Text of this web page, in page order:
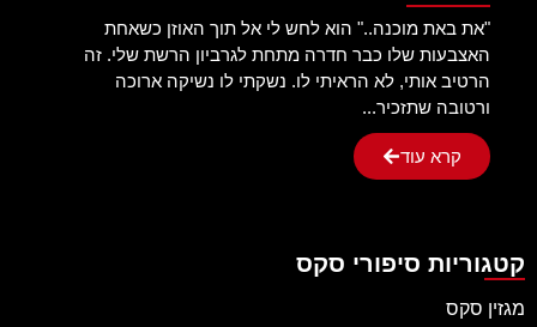
"את באת מוכנה.." הוא לחש לי אל תוך האוזן כשאחת
האצבעות שלו כבר חדרה מתחת לגרביון הרשת שלי. זה
הרטיב אותי, לא הראיתי לו. נשקתי לו נשיקה ארוכה
ורטובה שתזכיר...
קרא עוד
קטגוריות סיפורי סקס
מגזין סקס